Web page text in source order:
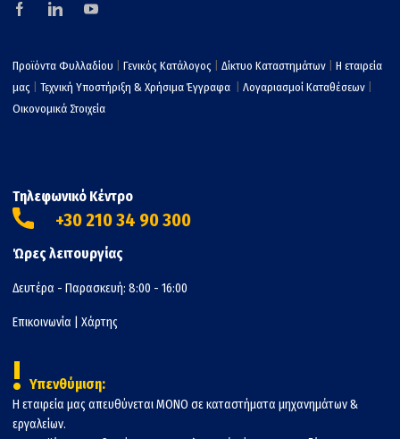
Προϊόντα Φυλλαδίου Γενικός Κατάλογος Δίκτυο Καταστημάτων
Η εταιρεία
μας
Τεχνική Υποστήριξη & Χρήσιμα Έγγραφα Λογαριασμοί Καταθέσεων
Οικονομικά Στοιχεία
Τηλεφωνικό Κέντρο
+30 210 34 90 300
Ώρες λειτουργίας
Δευτέρα - Παρασκευή: 8:00 - 16:00
Επικοινωνία Χάρτης
! Υπενθύμιση:
Η εταιρεία μας απευθύνεται ΜΟΝΟ σε καταστήματα μηχανημάτων &
εργαλείων.